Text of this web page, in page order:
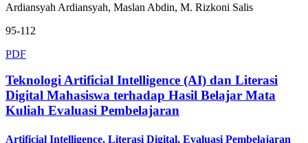
Ardiansyah Ardiansyah, Maslan Abdin, M. Rizkoni Salis
95-112
PDF
Teknologi Artificial Intelligence (AI) dan Literasi
Digital Mahasiswa terhadap Hasil Belajar Mata
Kuliah Evaluasi Pembelajaran
Artificial Intelligence, Literasi Digital, Evaluasi Pembelajaran